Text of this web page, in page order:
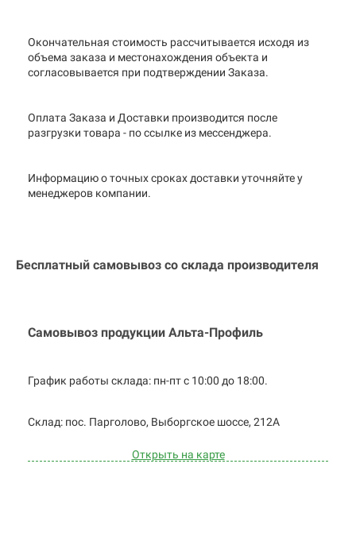
Окончательная стоимость рассчитывается исходя из
объема заказа и местонахождения объекта и
согласовывается при подтверждении Заказа.
Оплата Заказа и Доставки производится после
разгрузки товара - по ссылке из мессенджера.
Информацию о точных сроках доставки уточняйте у
менеджеров компании.
Бесплатный самовывоз со склада производителя
Самовывоз продукции Альта-Профиль
График работы склада: пн-пт с 10:00 до 18:00.
Cклад: пос. Парголово, Выборгское шоссе, 212А
Открыть на карте